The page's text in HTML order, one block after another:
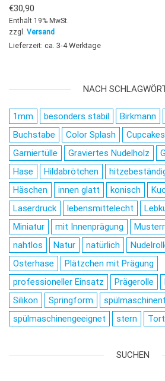
€30,90
Enthält 19% MwSt.
zzgl. Versand
Lieferzeit: ca. 3-4 Werktage
NACH
1mm besonders stabil Birkmann
Buchstabe
Color Splash Cupcakes
Garniertülle
Graviertes Nudelholz
Hase
Hildabrötchen
Häschen
innen glatt konisch
Laserdruck
lebensmittelecht
Miniatur
mit Innenprägung
nahtlos
Natur natürlich
Osterhase
Plätzchen mit Prägung
professioneller Einsatz
Prägerolle
Silikon
Springform
spülmaschinengeeignet
stern
SUCHEN